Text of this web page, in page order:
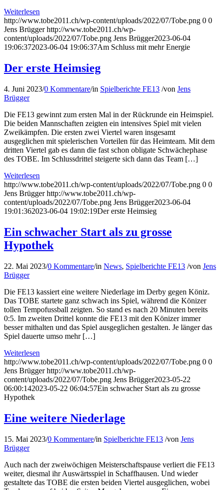
Weiterlesen
http://www.tobe2011.ch/wp-content/uploads/2022/07/Tobe.png 0 0
Jens Brügger http://www.tobe2011.ch/wp-
content/uploads/2022/07/Tobe.png Jens Brügger2023-06-04
19:06:372023-06-04 19:06:37Am Schluss mit mehr Energie
Der erste Heimsieg
4. Juni 2023/0 Kommentare/in Spielberichte FE13 /von Jens
Brügger
Die FE13 gewinnt zum ersten Mal in der Rückrunde ein Heimspiel.
Die beiden Mannschaften zeigten ein intensives Spiel mit vielen
Zweikämpfen. Die ersten zwei Viertel waren insgesamt
ausgeglichen mit spielerischen Vorteilen für das Heimteam. Mit dem
dritten Viertel gab es dann die fast schon obligate Schwächephase
des TOBE. Im Schlussdrittel steigerte sich dann das Team […]
Weiterlesen
http://www.tobe2011.ch/wp-content/uploads/2022/07/Tobe.png 0 0
Jens Brügger http://www.tobe2011.ch/wp-
content/uploads/2022/07/Tobe.png Jens Brügger2023-06-04
19:01:362023-06-04 19:02:19Der erste Heimsieg
Ein schwacher Start als zu grosse
Hypothek
22. Mai 2023/0 Kommentare/in News, Spielberichte FE13 /von Jens
Brügger
Die FE13 kassiert eine weitere Niederlage im Derby gegen Köniz.
Das TOBE startete ganz schwach ins Spiel, während die Könizer
tollen Tempofussball zeigten. So stand es nach 20 Minuten bereits
0:5. Im zweiten Drittel konnte die FE13 mit den Könizer immer
besser mithalten und das Spiel ausgeglichen gestalten. Je länger das
Spiel dauerte umso mehr […]
Weiterlesen
http://www.tobe2011.ch/wp-content/uploads/2022/07/Tobe.png 0 0
Jens Brügger http://www.tobe2011.ch/wp-
content/uploads/2022/07/Tobe.png Jens Brügger2023-05-22
06:00:142023-05-22 06:04:57Ein schwacher Start als zu grosse
Hypothek
Eine weitere Niederlage
15. Mai 2023/0 Kommentare/in Spielberichte FE13 /von Jens
Brügger
Auch nach der zweiwöchigen Meisterschaftspause verliert die FE13
weiter, diesmal ihr Auswärtsspiel in Schaffhausen. Und wieder
gestaltete das TOBE die ersten beiden Viertel ausgeglichen, wobei